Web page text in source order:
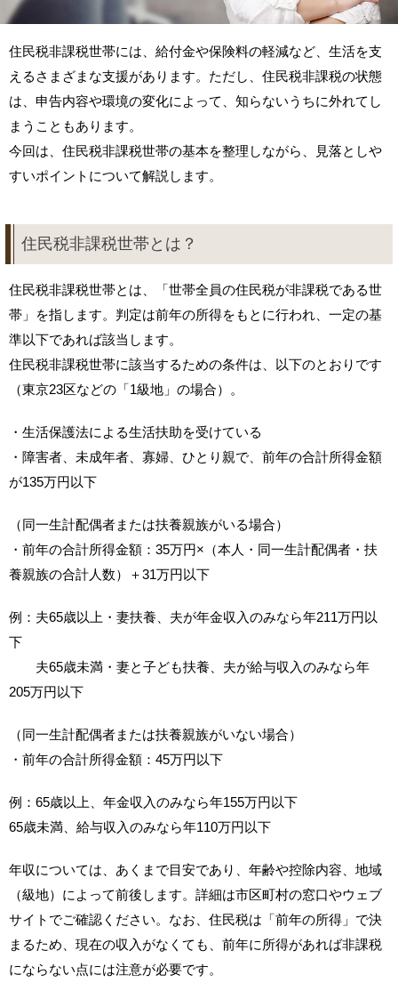
住民税非課税世帯には、給付金や保険料の軽減など、生活を支
えるさまざまな支援があります。ただし、住民税非課税の状態
は、申告内容や環境の変化によって、知らないうちに外れてし
まうこともあります。
今回は、住民税非課税世帯の基本を整理しながら、見落としや
すいポイントについて解説します。
住民税非課税世帯とは？
住民税非課税世帯とは、「世帯全員の住民税が非課税である世
帯」を指します。判定は前年の所得をもとに行われ、一定の基
準以下であれば該当します。
住民税非課税世帯に該当するための条件は、以下のとおりです
（東京23区などの「1級地」の場合）。
・生活保護法による生活扶助を受けている
・障害者、未成年者、寡婦、ひとり親で、前年の合計所得金額
が135万円以下
（同一生計配偶者または扶養親族がいる場合）
・前年の合計所得金額：35万円×（本人・同一生計配偶者・扶
養親族の合計人数）＋31万円以下
例：夫65歳以上・妻扶養、夫が年金収入のみなら年211万円以
下
夫65歳未満・妻と子ども扶養、夫が給与収入のみなら年
205万円以下
（同一生計配偶者または扶養親族がいない場合）
・前年の合計所得金額：45万円以下
例：65歳以上、年金収入のみなら年155万円以下
65歳未満、給与収入のみなら年110万円以下
年収については、あくまで目安であり、年齢や控除内容、地域
（級地）によって前後します。詳細は市区町村の窓口やウェブ
サイトでご確認ください。なお、住民税は「前年の所得」で決
まるため、現在の収入がなくても、前年に所得があれば非課税
にならない点には注意が必要です。